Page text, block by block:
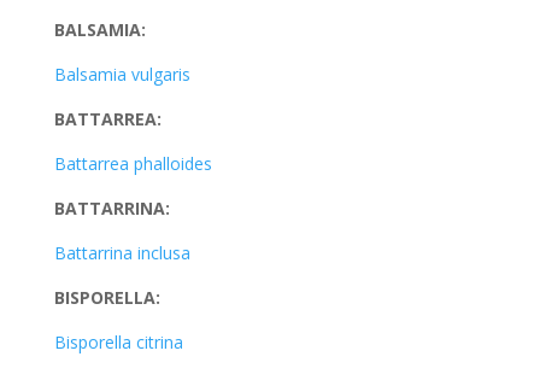
BALSAMIA:
Balsamia vulgaris
BATTARREA:
Battarrea phalloides
BATTARRINA:
Battarrina inclusa
BISPORELLA:
Bisporella citrina